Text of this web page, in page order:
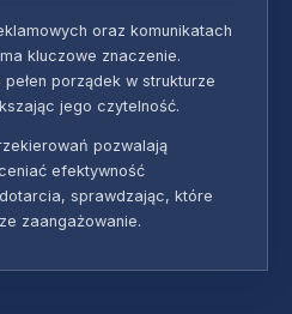
oraz komunikatach
kluczowe znaczenie.
porządek w strukturze
jego czytelność.
pozwalają
efektywność
sprawdzając, które
zaangażowanie.